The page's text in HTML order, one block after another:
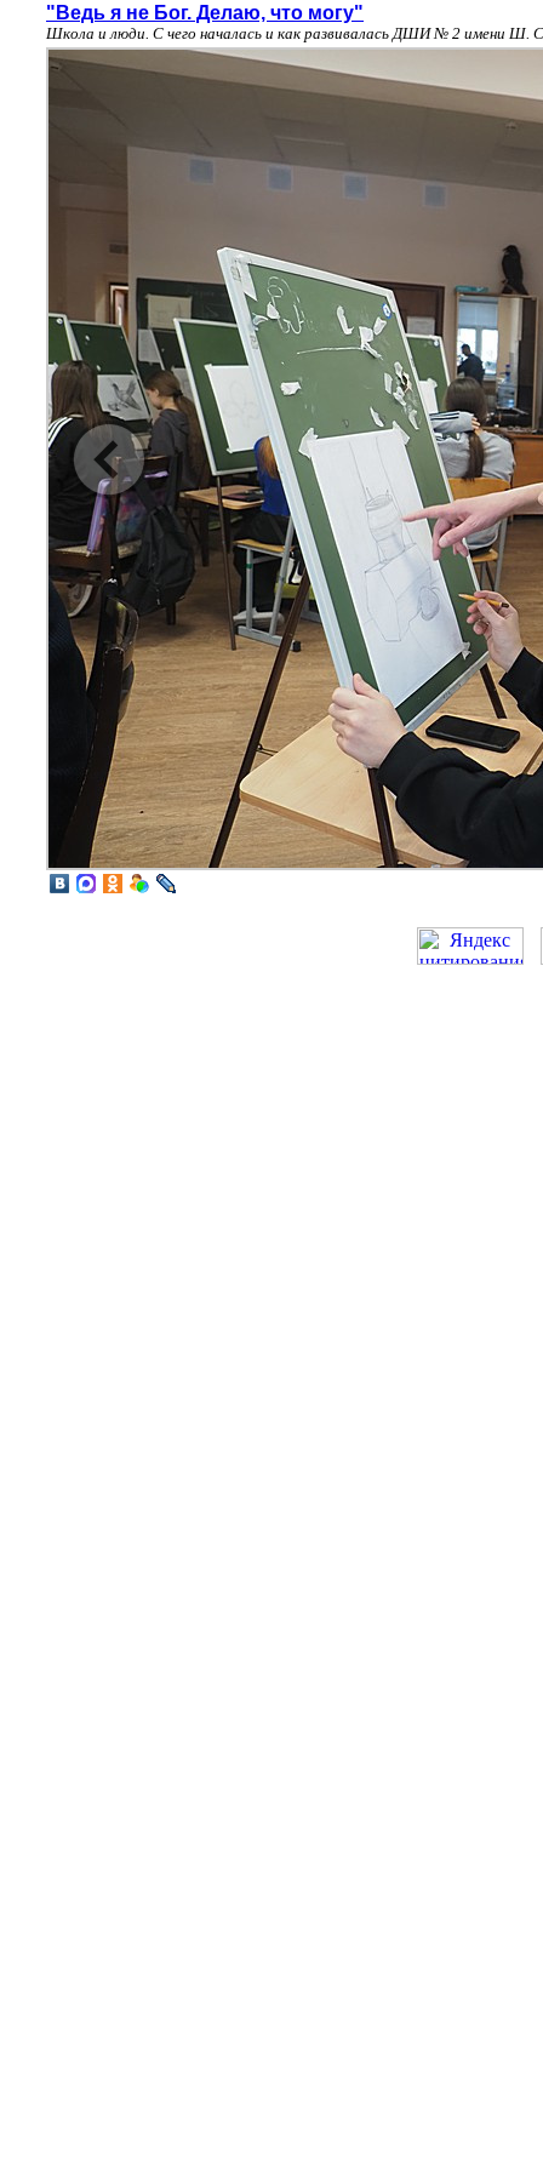
"Ведь я не Бог. Делаю, что могу"
Школа и люди. С чего началась и как развивалась ДШИ № 2 имени Ш.